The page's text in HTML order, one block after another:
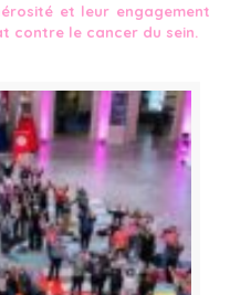
et leur engagement
contre le cancer du sein.